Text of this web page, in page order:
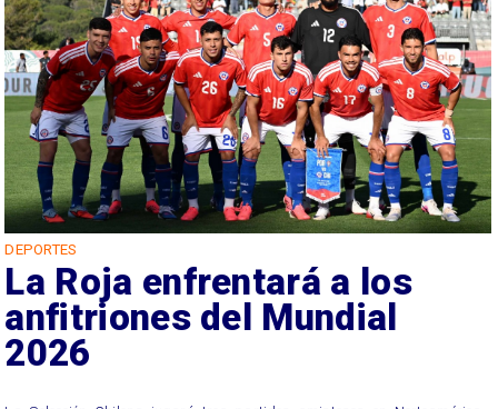
DEPORTES
La Roja enfrentará a los
anfitriones del Mundial
2026